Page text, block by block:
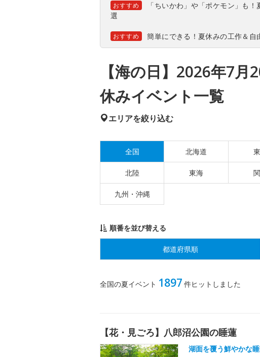
おすすめ
「ちいかわ」や「ポケモン」も
選
おすすめ 簡単にできる！夏休みの工作＆自
【海の日】2026年7
休みイベント一覧
エリアを絞り込む
全国 北海道
北陸 東海
九州・沖縄
順番を並び替える
都道府県順
全国の夏イベント 1897 件ヒットしました
【花・見ごろ】八郎沼公園の睡蓮
湖面を覆う鮮やかな